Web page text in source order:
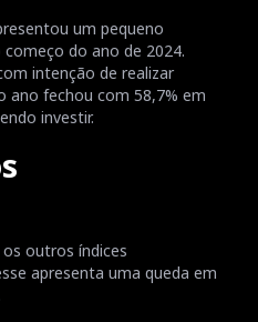
um pequeno
do ano de 2024.
intenção de realizar
ano fechou com 58,7% em
investir.
outros índices
apresenta uma queda em